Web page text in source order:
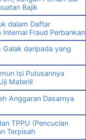
Bajik
dalam Daftar
Fraud Perbankan
daripada yang
Isi Putusannya
Materiil
Anggaran Dasarnya
TPPU (Pencucian
Terpisah